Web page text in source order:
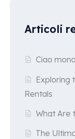
Articoli
Ciao
Exploring
Rentals
What Are
The